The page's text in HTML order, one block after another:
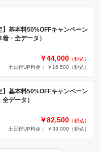
】基本料50%OFFキャンペーン
・全データ）
￥44,000 （税込）
土日祝UP料金： ￥16,500 （税込）
】基本料50%OFFキャンペーン
データ）
￥82,500 （税込）
土日祝UP料金： ￥33,000 （税込）